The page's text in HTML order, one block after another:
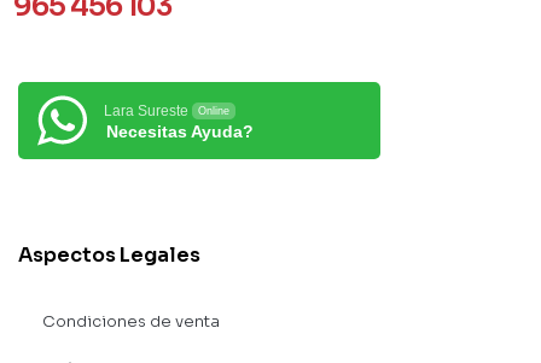
Lara Sureste Online
Necesitas Ayuda?
Aspectos Legales
Condiciones de venta